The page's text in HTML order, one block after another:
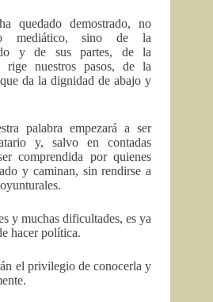
quedado demostrado, no
mediático, sino de la
y de sus partes, de la
rige nuestros pasos, de la
da la dignidad de abajo y
palabra empezará a ser
y, salvo en contadas
comprendida por quienes
y caminan, sin rendirse a
y muchas dificultades, es ya
hacer política.
el privilegio de conocerla y